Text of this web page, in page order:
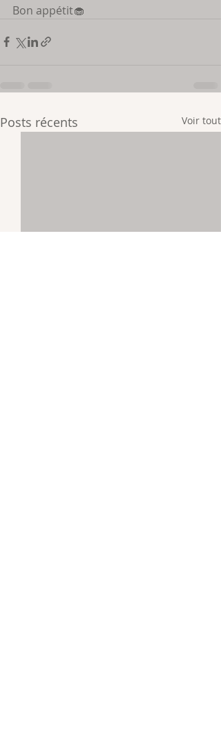
Bon appétit🧁
Posts récents Voir tout